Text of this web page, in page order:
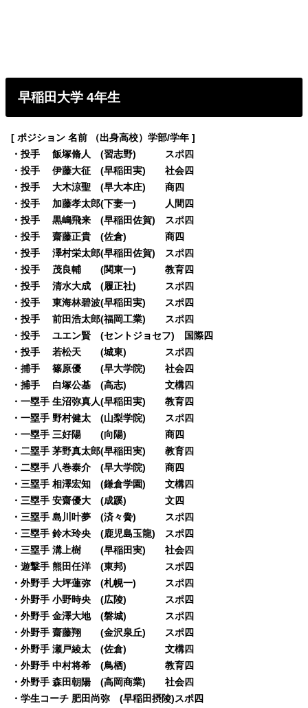
早稲田大学 4年生
[ ポジション 名前 （出身高校）学部/学年 ]
・投手 飯塚脩人 (習志野) スポ四
・投手 伊藤大征 (早稲田実) 社会四
・投手 大木涼聖 (早大本庄) 商四
・投手 加藤孝太郎(下妻一) 人間四
・投手 黒嶋飛来 (早稲田佐賀) スポ四
・投手 齋藤正貴 (佐倉) 商四
・投手 澤村栄太郎(早稲田佐賀) スポ四
・投手 茂良輔 (関東一) 教育四
・投手 清水大成 (履正社) スポ四
・投手 東海林碧波(早稲田実) スポ四
・投手 前田浩太郎(福岡工業) スポ四
・投手 ユエン賢 (セントジョセフ) 国際四
・投手 若松天 (城東) スポ四
・捕手 篠原優 (早大学院) 社会四
・捕手 白塚公基 (高志) 文構四
・一塁手 生沼弥真人(早稲田実) 教育四
・一塁手 野村健太 (山梨学院) スポ四
・一塁手 三好陽 (向陽) 商四
・二塁手 茅野真太郎(早稲田実) 教育四
・二塁手 八巻泰介 (早大学院) 商四
・三塁手 相澤宏知 (鎌倉学園) 文構四
・三塁手 安齋優大 (成蹊) 文四
・三塁手 島川叶夢 (済々黌) スポ四
・三塁手 鈴木玲央 (鹿児島玉龍) スポ四
・三塁手 溝上樹 (早稲田実) 社会四
・遊撃手 熊田任洋 (東邦) スポ四
・外野手 大坪蓮弥 (札幌一) スポ四
・外野手 小野時央 (広陵) スポ四
・外野手 金澤大地 (磐城) スポ四
・外野手 齋藤翔 (金沢泉丘) スポ四
・外野手 瀬戸綾太 (佐倉) 文構四
・外野手 中村将希 (鳥栖) 教育四
・外野手 森田朝陽 (高岡商業) 社会四
・学生コーチ 肥田尚弥 (早稲田摂陵)スポ四